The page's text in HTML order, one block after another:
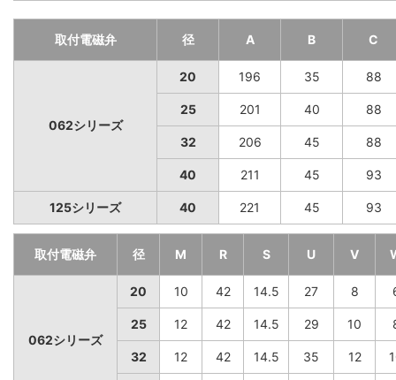
取付電磁弁 径 A B C
062シリーズ
20 196 35 88
25 201 40 88
32 206 45 88
40 211 45 93
125シリーズ 40 221 45 93
取付電磁弁 径 M R S U V
062シリーズ
20 10 42 14.5 27 8
25 12 42 14.5 29 10
32 12 42 14.5 35 12